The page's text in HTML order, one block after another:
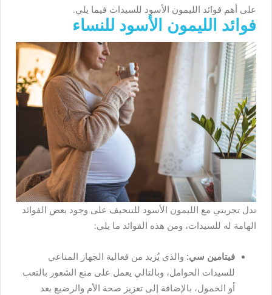
على أهم فوائد الليمون الأسود للسيدات فيما يلي.
فوائد الليمون الأسود للنساء
تدل تجربتي مع الليمون الأسود للتنحيف على وجود بعض الفوائد
الهامة له للسيدات، ومن هذه الفوائد ما يلي:
فيتامين سي: والذي يُزيد من فعالية الجهاز المناعي
للسيدات الحوامل، وبالتالي يعمل على منع الشعور بالتعب
أو الخمول، بالإضافة إلى تعزيز صحة الأم والرضيع بعد